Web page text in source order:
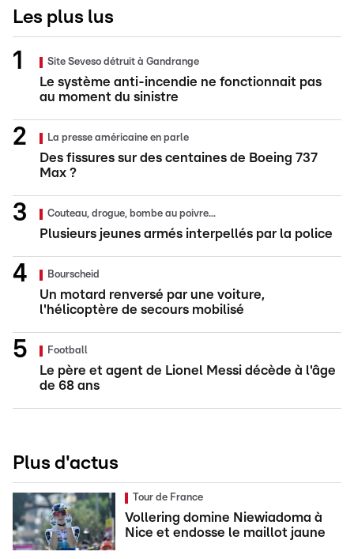
Les plus lus
Site Seveso détruit à Gandrange
Le système anti-incendie ne fonctionnait pas
au moment du sinistre
La presse américaine en parle
Des fissures sur des centaines de Boeing 737
Max ?
Couteau, drogue, bombe au poivre...
Plusieurs jeunes armés interpellés par la police
Bourscheid
Un motard renversé par une voiture,
l'hélicoptère de secours mobilisé
Football
Le père et agent de Lionel Messi décède à l'âge
de 68 ans
Plus d'actus
Tour de France
Vollering domine Niewiadoma à
Nice et endosse le maillot jaune